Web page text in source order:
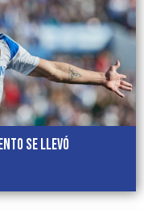
se llevó